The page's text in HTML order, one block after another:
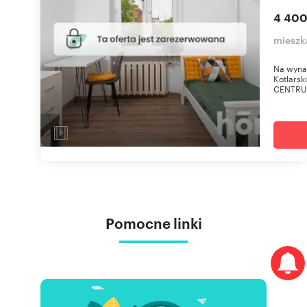
4
Na
Pomocne linki